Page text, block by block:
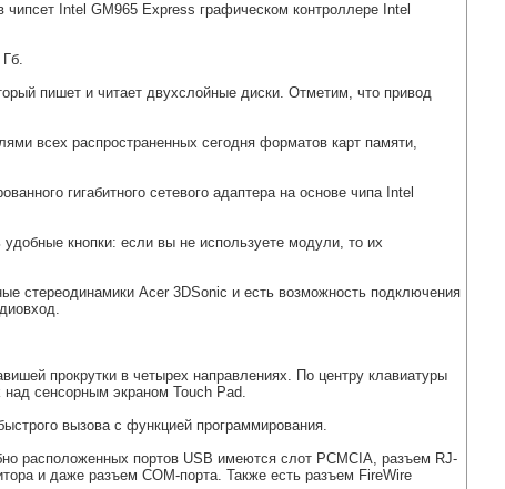
Intel GM965 Ехprеss графическом контроллере Intel
пишет и читает двухслойные диски. Отметим, что привод
всех распространенных сегодня форматов карт памяти,
гигабитного сетевого адаптера на основе чипа Intel
кнопки: если вы не используете модули, то их
стереодинамики Acer 3DSonic и есть возможность подключения
прокрутки в четырех направлениях. По центру клавиатуры
сенсорным экраном Touch Pad.
вызова с функцией программирования.
расположенных портов USB имеются слот РСМСIА, разъем RJ-
и даже разъем СОМ-порта. Также есть разъем FireWire